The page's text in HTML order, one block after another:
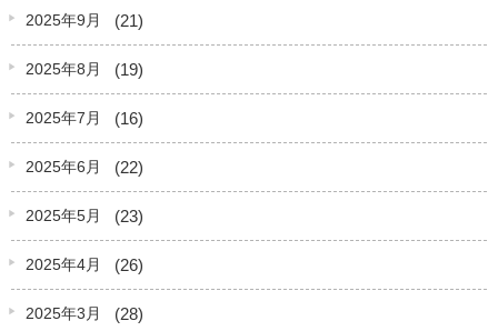
2025年9月 (21)
2025年8月 (19)
2025年7月 (16)
2025年6月 (22)
2025年5月 (23)
2025年4月 (26)
2025年3月 (28)